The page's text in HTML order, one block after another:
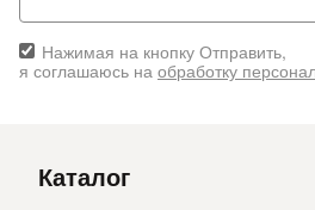
Нажимая на кнопку Отправить,
я соглашаюсь на обработку
Каталог